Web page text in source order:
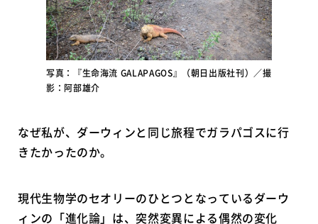
写真：『生命海流 GALAPAGOS』（朝日出版社刊）／撮
影：阿部雄介
なぜ私が、ダーウィンと同じ旅程でガラパゴスに行
きたかったのか。
現代生物学のセオリーのひとつとなっているダーウ
ィンの「進化論」は、突然変異による偶然の変化